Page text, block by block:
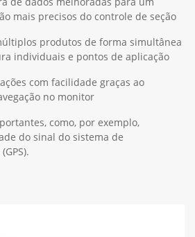
mais precisos do controle de seção
produtos de forma simultânea
individuais e pontos de aplicação
com facilidade graças ao
no monitor
como, por exemplo,
do sinal do sistema de